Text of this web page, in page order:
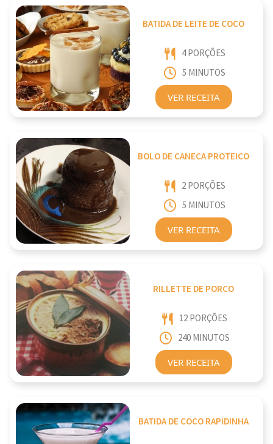
BATIDA DE LEITE DE COCO
4 PORÇÕES
5 MINUTOS
VER RECEITA
BOLO DE CANECA PROTEICO
2 PORÇÕES
5 MINUTOS
VER RECEITA
RILLETTE DE PORCO
12 PORÇÕES
240 MINUTOS
VER RECEITA
BATIDA DE COCO RAPIDINHA